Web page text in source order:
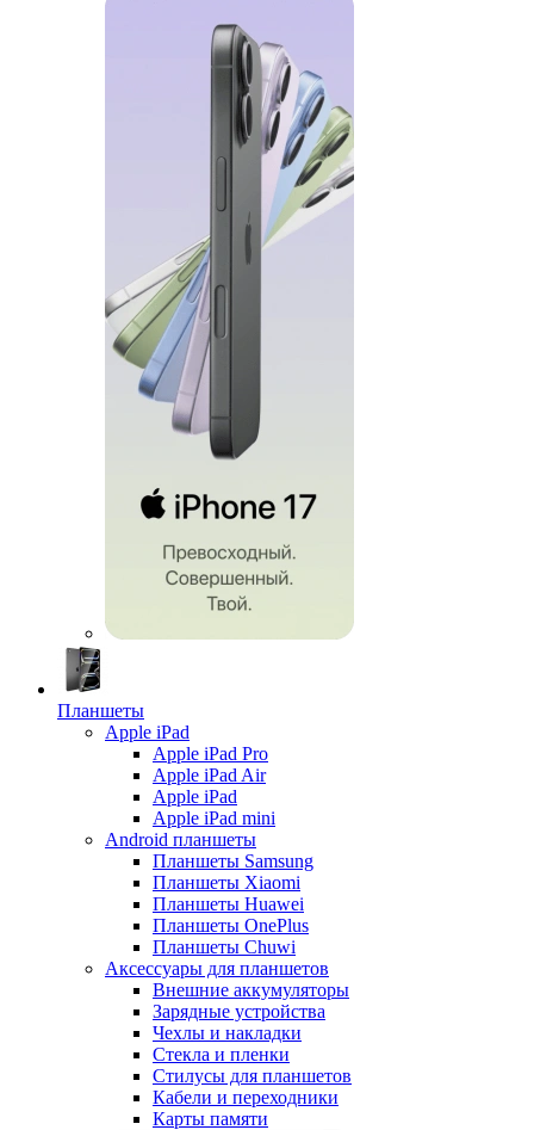
Планшеты
Apple iPad
Apple iPad Pro
Apple iPad Air
Apple iPad
Apple iPad mini
Android планшеты
Планшеты Samsung
Планшеты Xiaomi
Планшеты Huawei
Планшеты OnePlus
Планшеты Chuwi
Аксессуары для планшетов
Внешние аккумуляторы
Зарядные устройства
Чехлы и накладки
Стекла и пленки
Стилусы для планшетов
Кабели и переходники
Карты памяти